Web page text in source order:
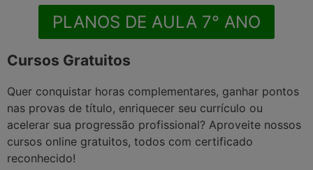
PLANOS DE AULA 7° ANO
Cursos Gratuitos
Quer conquistar horas complementares, ganhar pontos
nas provas de título, enriquecer seu currículo ou
acelerar sua progressão profissional? Aproveite nossos
cursos online gratuitos, todos com certificado
reconhecido!